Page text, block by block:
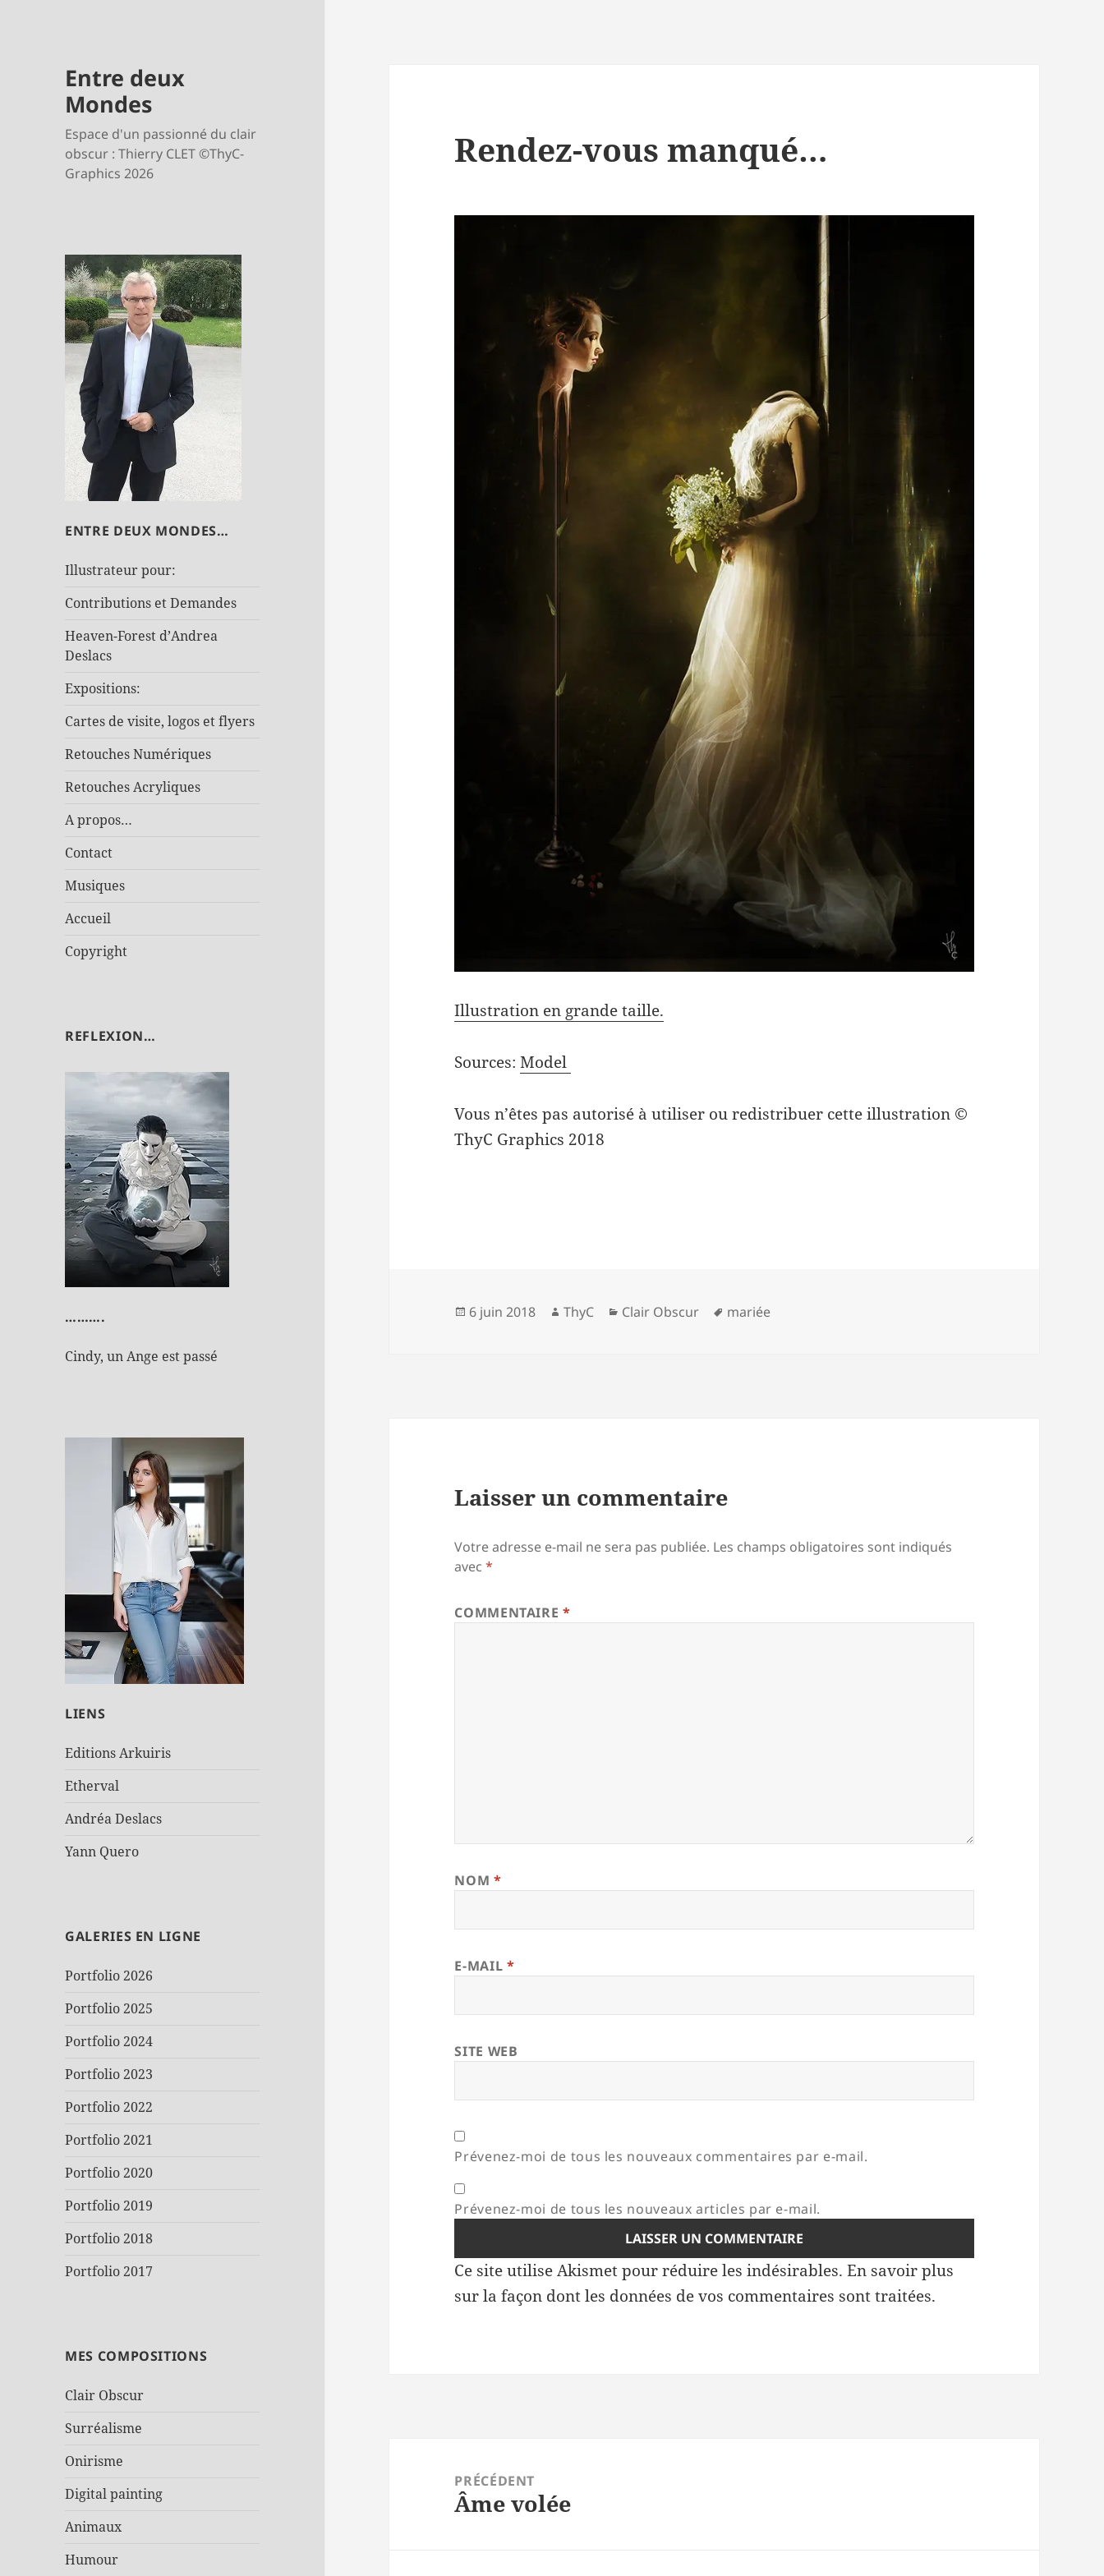
Entre deux
Mondes
Espace d'un passionné du clair
obscur : Thierry CLET ©ThyC-
Graphics 2026
ENTRE DEUX MONDES…
Illustrateur pour:
Contributions et Demandes
Heaven-Forest d’Andrea
Deslacs
Expositions:
Cartes de visite, logos et flyers
Retouches Numériques
Retouches Acryliques
A propos…
Contact
Musiques
Accueil
Copyright
REFLEXION…
……….
Cindy, un Ange est passé
LIENS
Editions Arkuiris
Etherval
Andréa Deslacs
Yann Quero
GALERIES EN LIGNE
Portfolio 2026
Portfolio 2025
Portfolio 2024
Portfolio 2023
Portfolio 2022
Portfolio 2021
Portfolio 2020
Portfolio 2019
Portfolio 2018
Portfolio 2017
MES COMPOSITIONS
Clair Obscur
Surréalisme
Onirisme
Digital painting
Animaux
Humour
Rendez-vous manqué…
Illustration en grande taille.
Sources:Model
Vous n’êtes pas autorisé à utiliser ou redistribuer cette illustration ©
ThyC Graphics 2018
Publié
6 juin 2018 Auteur
ThyC Catégories
Clair Obscur
Mots-
mariée
Laisser un commentaire
Votre adresse e-mail ne sera pas publiée. Les champs obligatoires sont indiqués
avec*
COMMENTAIRE*
NOM *
E-MAIL *
SITE WEB
Prévenez-moi de tous les nouveaux commentaires par e-mail.
Prévenez-moi de tous les nouveaux articles par e-mail.
Ce site utilise Akismet pour réduire les indésirables.En savoir plus
sur la façon dont les données de vos commentaires sont traitées.
PRÉCÉDENT
Article
Âme volée